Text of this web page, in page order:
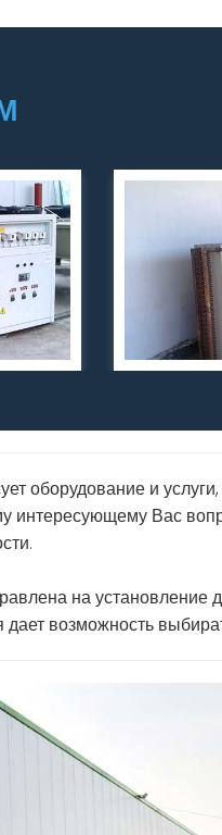
оборудование и
Вас
на установление
дает возможность